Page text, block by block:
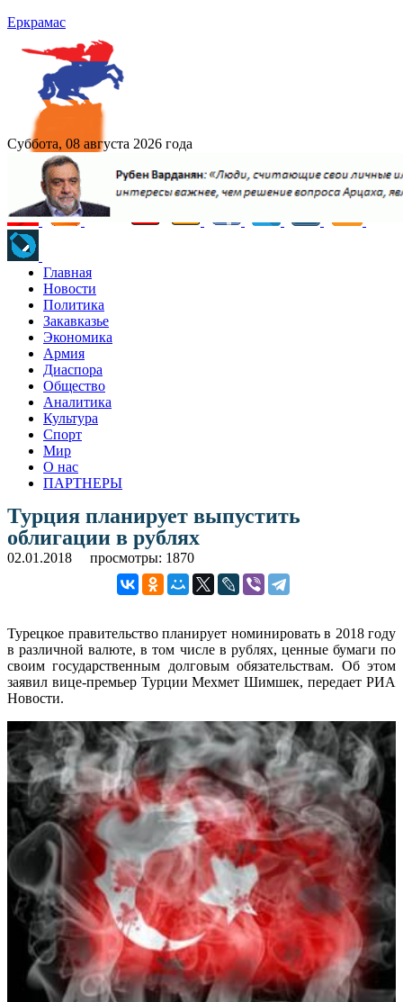
Еркрамас
Суббота, 08 августа 2026 года
Главная
Новости
Политика
Закавказье
Экономика
Армия
Диаспора
Общество
Аналитика
Культура
Спорт
Мир
О нас
ПАРТНЕРЫ
Турция планирует выпустить
облигации в рублях
02.01.2018 просмотры: 1870
Турецкое правительство планирует номинировать в 2018 году
в различной валюте, в том числе в рублях, ценные бумаги по
своим государственным долговым обязательствам. Об этом
заявил вице-премьер Турции Мехмет Шимшек, передает РИА
Новости.